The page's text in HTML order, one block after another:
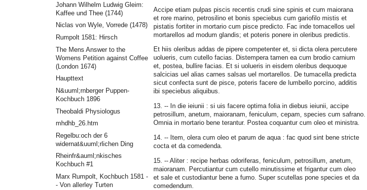
Accipe etiam pulpas piscis recentis crudi sine spinis et cum maiorana
et rore marino, petrosilino et bonis speciebus cum gariofilo mistis et
pistatis fortiter in mortario cum pisce predicto. Fac inde tomacellos uel
mortarellos ad modum glandis; et poteris ponere in oleribus predictis.
Et hiis oleribus addas de pipere competenter et, si dicta olera percutere
uolueris, cum cutello facias. Distempera tamen ea cum brodio carnium
et, postea, bullire facias. Et si uolueris in eisdem oleribus dequoque
salcicias uel alias carnes salsas uel mortarellos. De tumacella predicta
sicut confecta sunt de pisce, poteris facere de lumbello porcino, additis
ibi speciebus aliquibus.
13. -- In die ieiunii : si uis facere optima folia in diebus ieiunii, accipe
petrosillum, anetum, maioranam, feniculum, cepam, species cum safrano.
Omnia in mortario bene terantur. Postea coquantur cum oleo et ministra.
14. -- Item, olera cum oleo et parum de aqua : fac quod sint bene stricte
cocta et da comedenda.
15. -- Aliter : recipe herbas odoriferas, feniculum, petrosillum, anetum,
maioranam. Percutiantur cum cutello minutissime et frigantur cum oleo
et sale et custodiantur bene a fumo. Super scutellas pone species et da
comedendum.
Johann Wilhelm Ludwig Gleim:
Kaffee und Thee (1744)
Niclas von Wyle, Vorrede (1478)
Rumpolt 1581: Hirsch
The Mens Answer to the
Womens Petition against Coffee
(London 1674)
Haupttext
N&uuml;rnberger Puppen-
Kochbuch 1896
Theobaldi Physiologus
mhdhb_26.htm
Regelbu:och der 6
widernat&uuml;rlichen Ding
Rheinfr&auml;nkisches
Kochbuch #1
Marx Rumpolt, Kochbuch 1581 -
- Von allerley Turten